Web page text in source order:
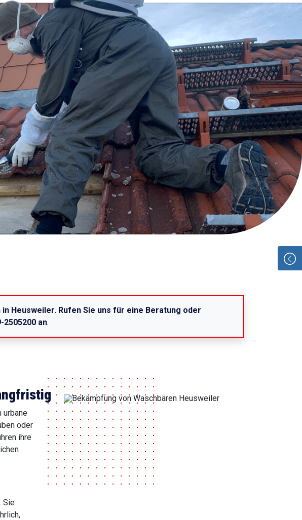
Heusweiler. Rufen Sie uns für eine Beratung oder
an.
urbane
oder
ihre
Sie